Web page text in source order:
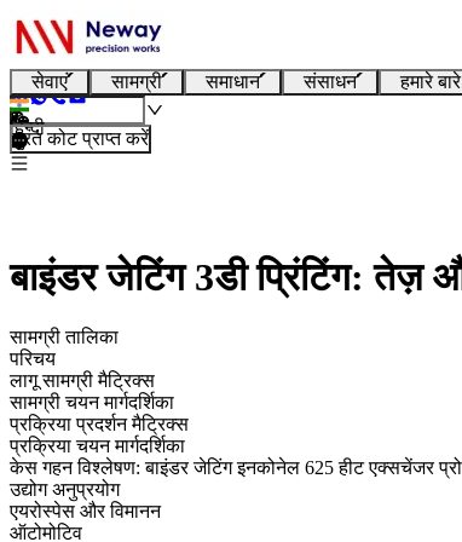
सेवाएं सामग्री समाधान संसाधन हमारे
हिन्दी
तुरंत कोट प्राप्त करें
बाइंडर जेटिंग 3डी प्रिंटिंग: तेज़
सामग्री तालिका
परिचय
लागू सामग्री मैट्रिक्स
सामग्री चयन मार्गदर्शिका
प्रक्रिया प्रदर्शन मैट्रिक्स
प्रक्रिया चयन मार्गदर्शिका
केस गहन विश्लेषण: बाइंडर जेटिंग इनकोनेल 625 हीट एक्सचेंजर
उद्योग अनुप्रयोग
एयरोस्पेस और विमानन
ऑटोमोटिव